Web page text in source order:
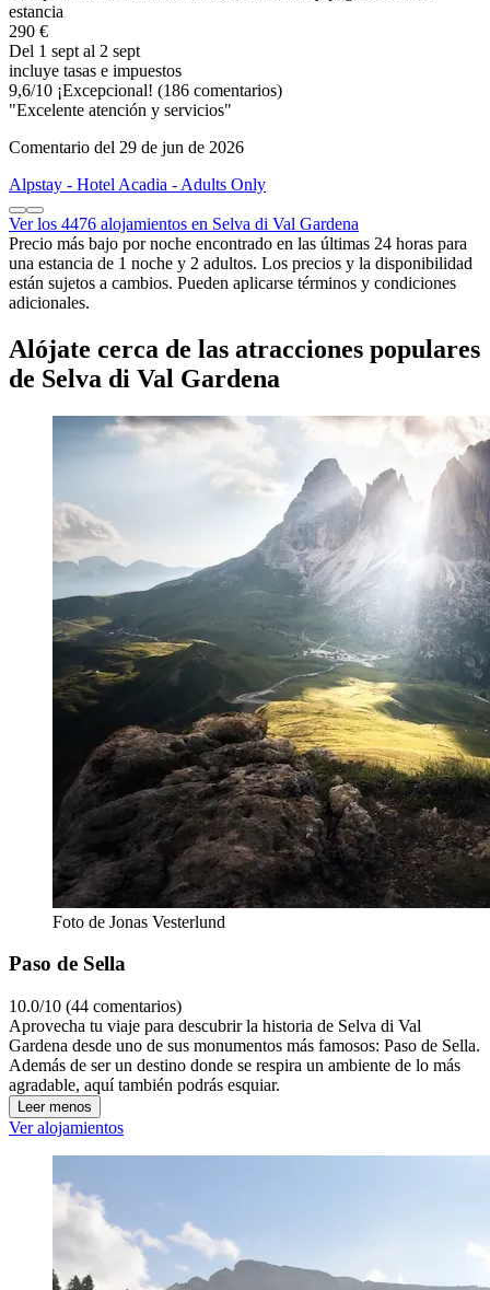
estancia
290 €
Del 1 sept al 2 sept
incluye tasas e impuestos
9,6/10 ¡Excepcional! (186 comentarios)
"Excelente atención y servicios"
Comentario del 29 de jun de 2026
Alpstay - Hotel Acadia - Adults Only
Ver los 4476 alojamientos en Selva di Val Gardena
Precio más bajo por noche encontrado en las últimas 24 horas para
una estancia de 1 noche y 2 adultos. Los precios y la disponibilidad
están sujetos a cambios. Pueden aplicarse términos y condiciones
adicionales.
Alójate cerca de las atracciones populares
de Selva di Val Gardena
Foto de Jonas Vesterlund
Paso de Sella
10.0/10 (44 comentarios)
Aprovecha tu viaje para descubrir la historia de Selva di Val
Gardena desde uno de sus monumentos más famosos: Paso de Sella.
Además de ser un destino donde se respira un ambiente de lo más
agradable, aquí también podrás esquiar.
Leer menos
Ver alojamientos